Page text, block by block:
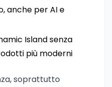
anche per AI e
Island senza
più moderni
soprattutto